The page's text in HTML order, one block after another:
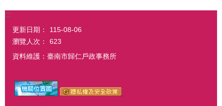
:::
更新日期：
115-08-06
瀏覽人次：
623
資料維護：臺南市歸仁戶政事務所